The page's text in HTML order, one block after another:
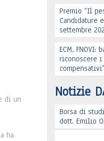
di un
ha
Leggi tutto
Premio “Il
Candidature
settembre
Premio “Il
Candidature
… Leggi tutto
ECM, FNOVI:
riconoscere
Leggi tutto
Notizie
Borsa di
dott. Emilio